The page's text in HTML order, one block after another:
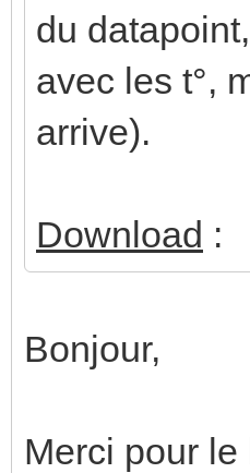
du
avec les t°,
arrive).
Download :
Bonjour,
Merci pour